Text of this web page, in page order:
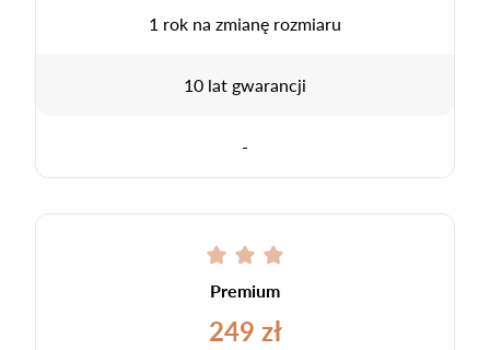
1 rok na zmianę rozmiaru
10 lat gwarancji
-
Premium
249 zł